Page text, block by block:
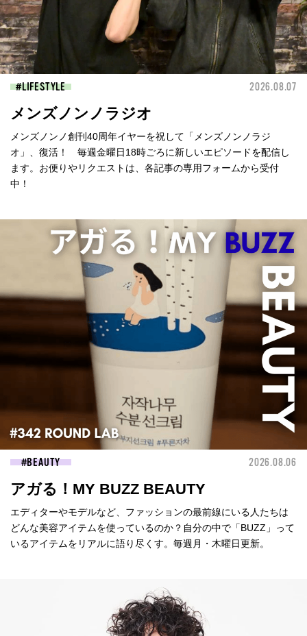
LIFESTYLE 2026.08.07
メンズノンノラジオ
メンズノンノ創刊40周年イヤーを祝して「メンズノンノラジ
オ」、復活！ 毎週金曜日18時ごろに新しいエピソードを配信し
ます。お便りやリクエストは、各記事の専用フォームから受付
中！
BEAUTY 2026.08.06
アガる！MY BUZZ BEAUTY
エディターやモデルなど、ファッションの最前線にいる人たちは
どんな美容アイテムを使っているのか？自分の中で「BUZZ」って
いるアイテムをリアルに語り尽くす。毎週月・木曜日更新。